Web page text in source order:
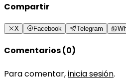
Compartir
X Facebook Telegram
Comentarios (0)
Para comentar,inicia sesión.